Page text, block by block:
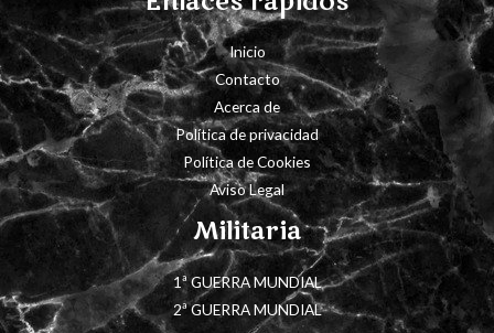
Inicio
Contacto
Acerca de
Política de privacidad
Política de Cookies
Aviso Legal
Militaria
1ª GUERRA MUNDIAL
2ª GUERRA MUNDIAL